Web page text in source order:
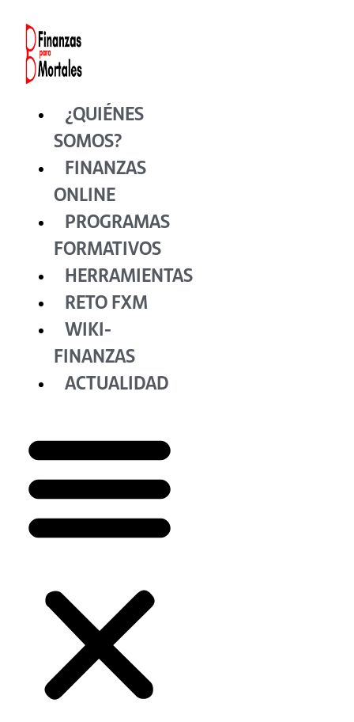
contenido
¿QUIÉNES
SOMOS?
FINANZAS
ONLINE
PROGRAMAS
FORMATIVOS
HERRAMIENTAS
RETO FXM
WIKI-
FINANZAS
ACTUALIDAD